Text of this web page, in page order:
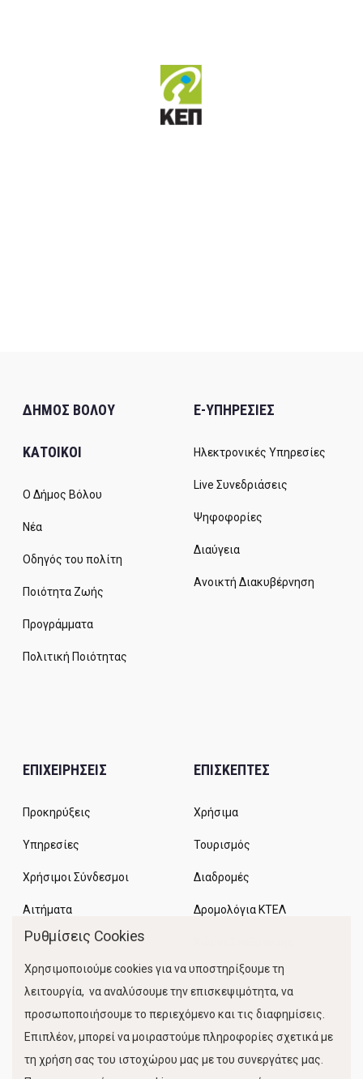
ΔΗΜΟΣ ΒΟΛΟΥ
ΚΑΤΟΙΚΟΙ
Ο Δήμος Βόλου
Νέα
Οδηγός του πολίτη
Ποιότητα Ζωής
Προγράμματα
Πολιτική Ποιότητας
E-ΥΠΗΡΕΣΙΕΣ
Ηλεκτρονικές Υπηρεσίες
Live Συνεδριάσεις
Ψηφοφορίες
Διαύγεια
Ανοικτή Διακυβέρνηση
ΕΠΙΧΕΙΡΗΣΕΙΣ
Προκηρύξεις
Υπηρεσίες
Χρήσιμοι Σύνδεσμοι
Αιτήματα
ΕΠΙΣΚΕΠΤΕΣ
Χρήσιμα
Τουρισμός
Διαδρομές
Δρομολόγια ΚΤΕΛ
Κίνηση Λιμένος
Ρυθμίσεις Cookies
Χρησιμοποιούμε cookies για να υποστηρίξουμε τη
λειτουργία, να αναλύσουμε την επισκεψιμότητα, να
προσωποποιήσουμε το περιεχόμενο και τις διαφημίσεις.
Επιπλέον, μπορεί να μοιραστούμε πληροφορίες σχετικά με
τη χρήση σας του ιστοχώρου μας με του συνεργάτες μας.